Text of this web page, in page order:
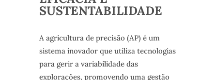
SUSTENTABILIDADE
A agricultura de precisão (AP) é um
sistema inovador que utiliza tecnologias
para gerir a variabilidade das
explorações, promovendo uma gestão